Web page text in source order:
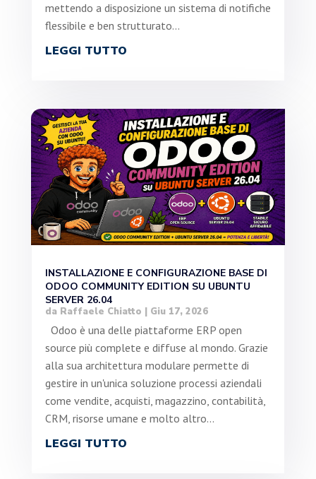
mettendo a disposizione un sistema di notifiche
flessibile e ben strutturato...
LEGGI TUTTO
INSTALLAZIONE E CONFIGURAZIONE BASE DI
ODOO COMMUNITY EDITION SU UBUNTU
SERVER 26.04
da Raffaele Chiatto | Giu 17, 2026
Odoo è una delle piattaforme ERP open
source più complete e diffuse al mondo. Grazie
alla sua architettura modulare permette di
gestire in un'unica soluzione processi aziendali
come vendite, acquisti, magazzino, contabilità,
CRM, risorse umane e molto altro...
LEGGI TUTTO